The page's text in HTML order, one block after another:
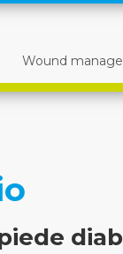
Wound